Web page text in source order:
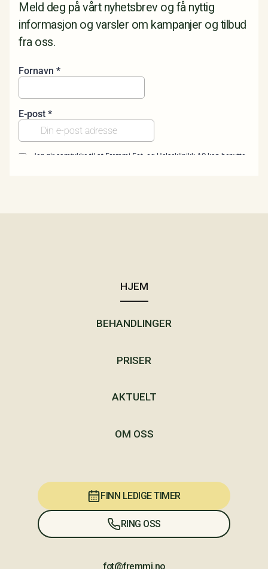
Meld deg på vårt nyhetsbrev og få nyttig
informasjon og varsler om kampanjer og tilbud
fra oss.
HJEM
BEHANDLINGER
PRISER
AKTUELT
OM OSS
FINN LEDIGE TIMER
RING OSS
fot@fremmi.no